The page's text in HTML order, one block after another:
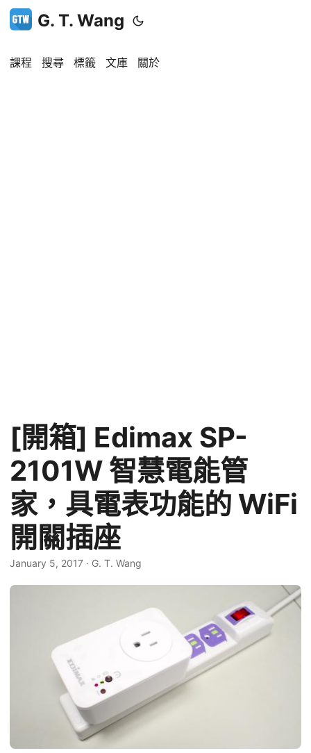
G. T. Wang
課程 搜尋 標籤 文庫 關於
[開箱] Edimax SP-
2101W 智慧電能管
家，具電表功能的 WiFi
開關插座
January 5, 2017 · G. T. Wang